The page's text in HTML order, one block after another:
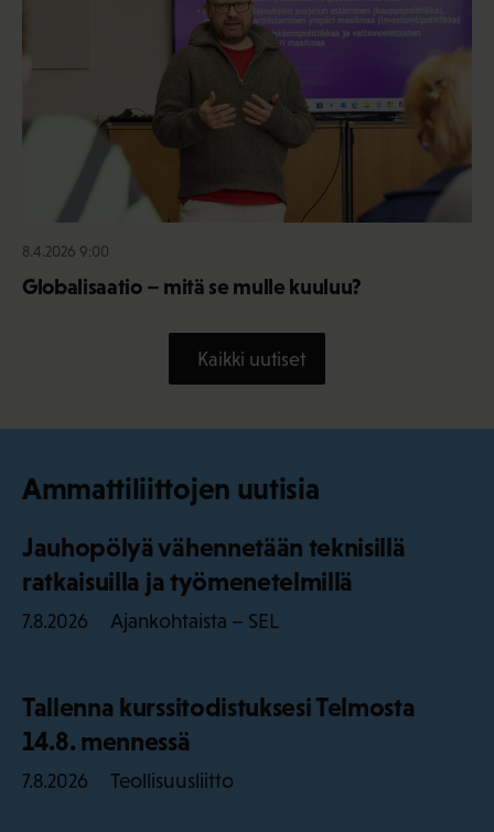
8.4.2026 9:00
Globalisaatio – mitä se mulle kuuluu?
Kaikki uutiset
Ammattiliittojen uutisia
Jauhopölyä vähennetään teknisillä
ratkaisuilla ja työmenetelmillä
7.8.2026 Ajankohtaista – SEL
Tallenna kurssitodistuksesi Telmosta
14.8. mennessä
7.8.2026 Teollisuusliitto